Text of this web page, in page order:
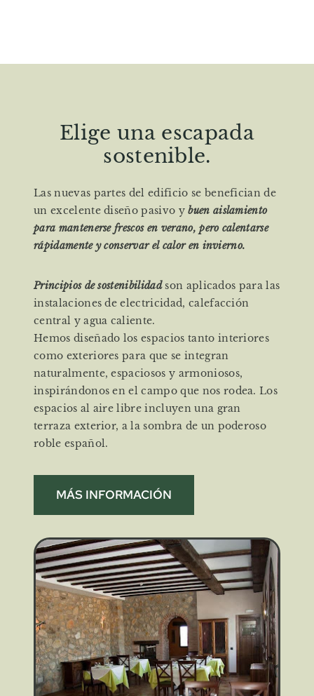
Elige una escapada
sostenible.
Las nuevas partes del edificio se benefician de
un excelente diseño pasivo ybuen aislamiento
para mantenerse frescos en verano, pero calentarse
rápidamente y conservar el calor en invierno.
Principios de sostenibilidad son aplicados para las
instalaciones de electricidad, calefacción
central y agua caliente.
Hemos diseñado los espacios tanto interiores
como exteriores para que se integran
naturalmente, espaciosos y armoniosos,
inspirándonos en el campo que nos rodea. Los
espacios al aire libre incluyen una gran
terraza exterior, a la sombra de un poderoso
roble español.
MÁS INFORMACIÓN